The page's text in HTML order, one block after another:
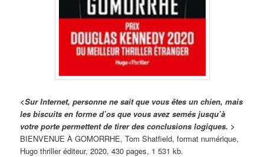
<Sur Internet, personne ne sait que vous êtes un chien, mais
les biscuits en forme d’os que vous avez semés jusqu’à
votre porte permettent de tirer des conclusions logiques. >
BIENVENUE À GOMORRHE, Tom Shatfield, format numérique,
Hugo thriller éditeur, 2020, 430 pages, 1 531 kb.